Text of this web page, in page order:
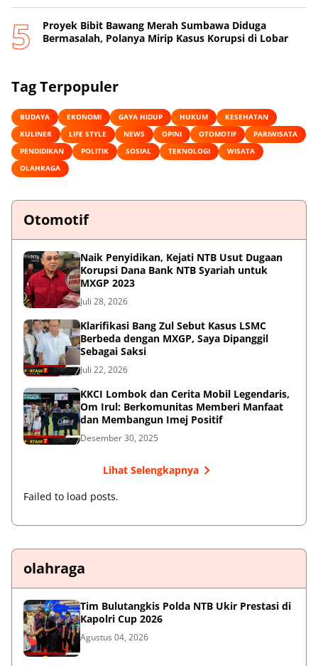
Proyek Bibit Bawang Merah Sumbawa Diduga
Bermasalah, Polanya Mirip Kasus Korupsi di Lobar
Tag Terpopuler
BUDAYA EKONOMI GAYA HIDUP HUKUM
KESEHATAN
KULINER
LIFE STYLE NEWS OPINI OTOMOTIF
PARIWISATA
PENDIDIKAN
POLITIK SOSIAL TEKNOLOGI
WISATA
OLAHRAGA
Otomotif
Naik Penyidikan, Kejati NTB Usut Dugaan
Korupsi Dana Bank NTB Syariah untuk
MXGP 2023
Juli 28, 2026
Klarifikasi Bang Zul Sebut Kasus LSMC
Berbeda dengan MXGP, Saya Dipanggil
Sebagai Saksi
Juli 22, 2026
KKCI Lombok dan Cerita Mobil Legendaris,
Om Irul: Berkomunitas Memberi Manfaat
dan Membangun Imej Positif
Desember 30, 2025
Lihat Selengkapnya
Failed to load posts.
olahraga
Tim Bulutangkis Polda NTB Ukir Prestasi di
Kapolri Cup 2026
Agustus 04, 2026